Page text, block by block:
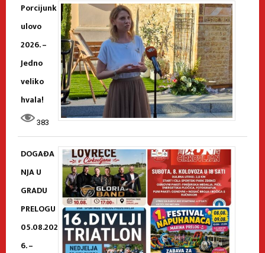
Porcijunk
ulovo
2026. –
Jedno
veliko
hvala!
383
DOGAĐA
NJA U
GRADU
PRELOGU
05.08.202
6. –